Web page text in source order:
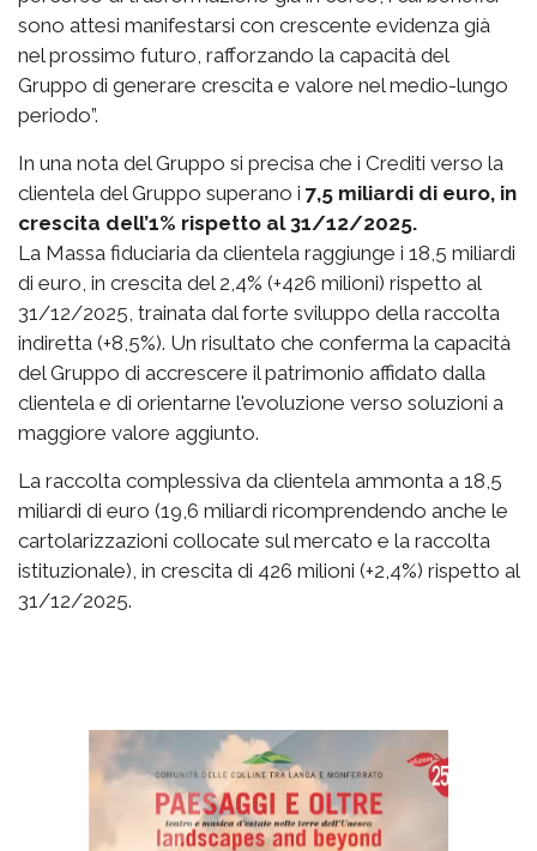
sono attesi manifestarsi con crescente evidenza già
nel prossimo futuro, rafforzando la capacità del
Gruppo di generare crescita e valore nel medio-lungo
periodo”.
In una nota del Gruppo si precisa che i Crediti verso la
clientela del Gruppo superano i 7,5 miliardi di euro, in
crescita dell’1% rispetto al 31/12/2025.
La Massa fiduciaria da clientela raggiunge i 18,5 miliardi
di euro, in crescita del 2,4% (+426 milioni) rispetto al
31/12/2025, trainata dal forte sviluppo della raccolta
indiretta (+8,5%). Un risultato che conferma la capacità
del Gruppo di accrescere il patrimonio affidato dalla
clientela e di orientarne l'evoluzione verso soluzioni a
maggiore valore aggiunto.
La raccolta complessiva da clientela ammonta a 18,5
miliardi di euro (19,6 miliardi ricomprendendo anche le
cartolarizzazioni collocate sul mercato e la raccolta
istituzionale), in crescita di 426 milioni (+2,4%) rispetto al
31/12/2025.